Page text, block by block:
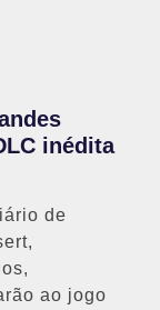
inédita
de
ao jogo